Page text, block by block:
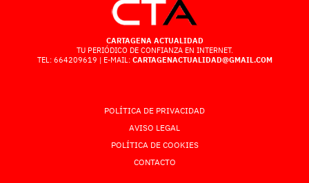
CARTAGENA ACTUALIDAD
TU PERIÓDICO DE CONFIANZA EN INTERNET.
TEL: 664209619 | E-MAIL: CARTAGENACTUALIDAD@GMAIL.COM
POLÍTICA DE PRIVACIDAD
AVISO LEGAL
POLÍTICA DE COOKIES
CONTACTO